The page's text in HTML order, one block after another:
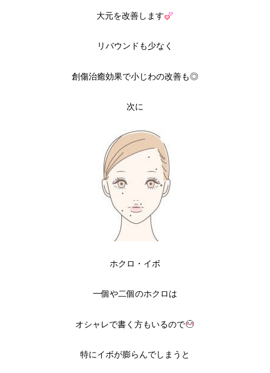
大元を改善します
リバウンドも少なく
創傷治癒効果で小じわの改善も◎
次に
ホクロ・イボ
一個や二個のホクロは
オシャレで書く方もいるので
特にイボが膨らんでしまうと